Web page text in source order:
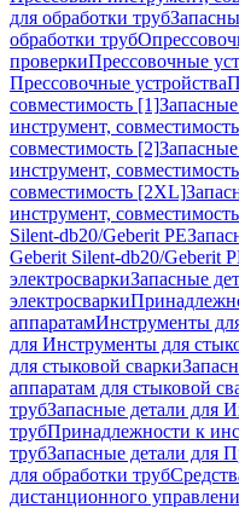
для обработки труб
обработки труб
проверкиПрессовочные
Прессовочные устройства
совместимость [1]
инструмент,
совместимость [2]
инструмент,
совместимость [2XL]
инструмент,
Silent-db20/Geberit PE
Geberit Silent-db20/Geberit
электросваркиЗапасные
электросварки
аппаратамИнструменты
для Инструменты для
для стыковой сварки
аппаратам для стыковой
трубЗапасные детали для
трубПринадлежности к
трубЗапасные детали для
для обработки труб
дистанционного